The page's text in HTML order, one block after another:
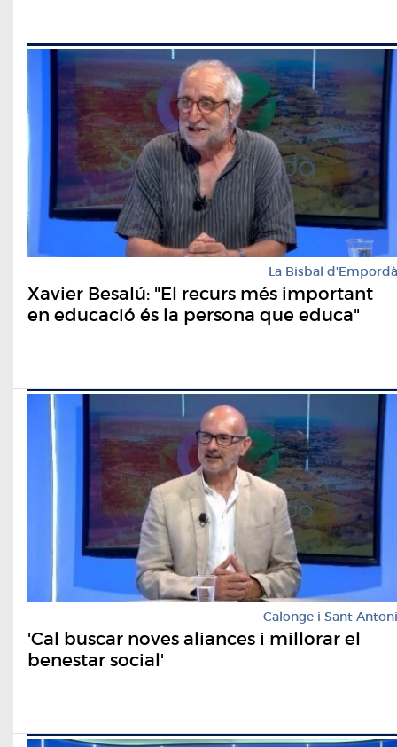
La Bisbal d'Empordà
Xavier Besalú: "El recurs més important
en educació és la persona que educa"
Calonge i Sant Antoni
'Cal buscar noves aliances i millorar el
benestar social'